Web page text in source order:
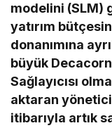
modelini (SLM)
yatırım
donanımına
büyük
Sağlayıcısı
aktaran
itibarıyla artık